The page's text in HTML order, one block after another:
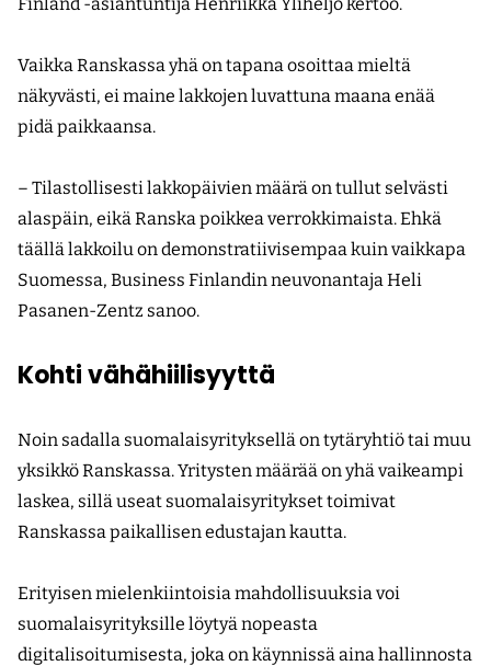
Vaikka Ranskassa yhä on tapana osoittaa mieltä
näkyvästi, ei maine lakkojen luvattuna maana enää
pidä paikkaansa.
– Tilastollisesti lakkopäivien määrä on tullut selvästi
alaspäin, eikä Ranska poikkea verrokkimaista. Ehkä
täällä lakkoilu on demonstratiivisempaa kuin vaikkapa
Suomessa, Business Finlandin neuvonantaja Heli
Pasanen-Zentz sanoo.
Kohti vähähiilisyyttä
Noin sadalla suomalaisyrityksellä on tytäryhtiö tai muu
yksikkö Ranskassa. Yritysten määrää on yhä vaikeampi
laskea, sillä useat suomalaisyritykset toimivat
Ranskassa paikallisen edustajan kautta.
Erityisen mielenkiintoisia mahdollisuuksia voi
suomalaisyrityksille löytyä nopeasta
digitalisoitumisesta, joka on käynnissä aina hallinnosta